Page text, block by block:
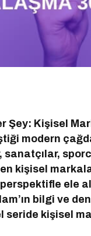
Şey: Kişisel
modern
kişisel
ele
bilgi ve
seride kişisel